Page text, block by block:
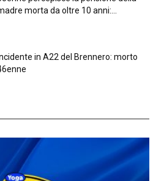
morta da oltre 10 anni:...
in A22 del Brennero: morto